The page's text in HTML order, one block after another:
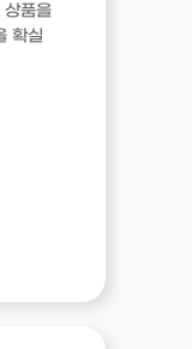
상품을
확실